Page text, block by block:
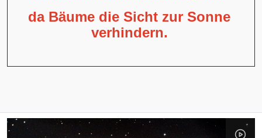
da Bäume die Sicht zur Sonne
verhindern.